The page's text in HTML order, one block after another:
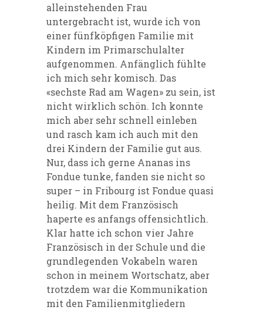
alleinstehenden Frau
untergebracht ist, wurde ich von
einer fünfköpfigen Familie mit
Kindern im Primarschulalter
aufgenommen. Anfänglich fühlte
ich mich sehr komisch. Das
«sechste Rad am Wagen» zu sein, ist
nicht wirklich schön. Ich konnte
mich aber sehr schnell einleben
und rasch kam ich auch mit den
drei Kindern der Familie gut aus.
Nur, dass ich gerne Ananas ins
Fondue tunke, fanden sie nicht so
super – in Fribourg ist Fondue quasi
heilig. Mit dem Französisch
haperte es anfangs offensichtlich.
Klar hatte ich schon vier Jahre
Französisch in der Schule und die
grundlegenden Vokabeln waren
schon in meinem Wortschatz, aber
trotzdem war die Kommunikation
mit den Familienmitgliedern